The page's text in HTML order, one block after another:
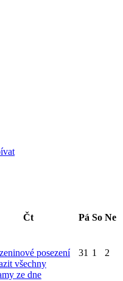
Čt Pá So Ne
posezení
všechny
ze dne
31 1 2